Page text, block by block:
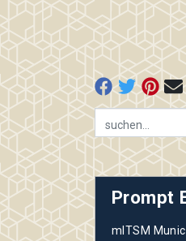
Prompt
mITSM